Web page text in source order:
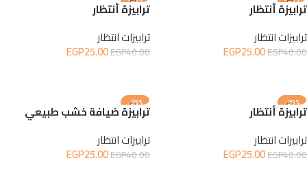
ترابيزة أنتظار
ترابيزات انتظار
EGP40.00
EGP25.00
ترابيزة أنتظار
ترابيزات انتظار
EGP40.00
EGP25.00
-38%
ترابيزة أنتظار
ترابيزات انتظار
EGP40.00
EGP25.00
-38%
ترابيزة ضيافة خشب طبيعي
ترابيزات انتظار
EGP40.00
EGP25.00